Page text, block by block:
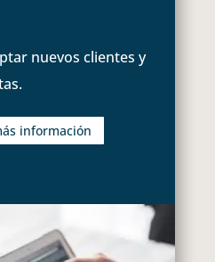
nuevos clientes y
información